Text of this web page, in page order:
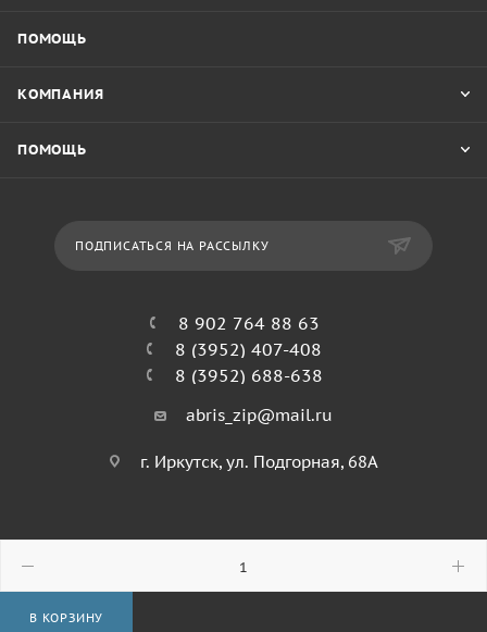
В КОРЗИНУ
ПОМОЩЬ
КОМПАНИЯ
ПОМОЩЬ
ПОДПИСАТЬСЯ НА РАССЫЛКУ
8 902 764 88 63
8 (3952) 407-408
8 (3952) 688-638
abris_zip@mail.ru
г. Иркутск, ул. Подгорная, 68А
© 2026 Абрис